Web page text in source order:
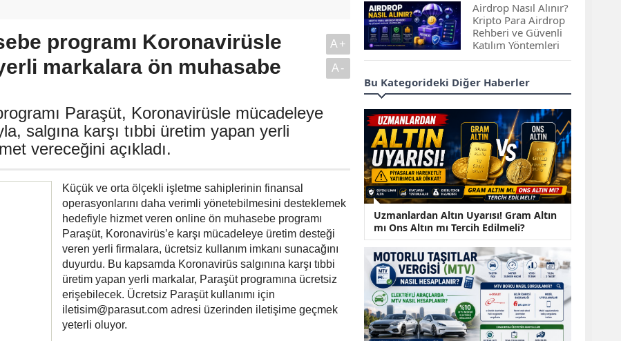
programı Koronavirüsle
markalara ön muhasabe
Paraşüt, Koronavirüsle mücadeleye
salgına karşı tıbbi üretim yapan yerli
vereceğini açıkladı.
A+
A-
Küçük ve orta ölçekli işletme sahiplerinin finansal
operasyonlarını daha verimli yönetebilmesini desteklemek
hedefiyle hizmet veren online ön muhasebe programı
Paraşüt, Koronavirüs’e karşı mücadeleye üretim desteği
veren yerli firmalara, ücretsiz kullanım imkanı sunacağını
duyurdu. Bu kapsamda Koronavirüs salgınına karşı tıbbi
üretim yapan yerli markalar, Paraşüt programına ücretsiz
erişebilecek. Ücretsiz Paraşüt kullanımı için
iletisim@parasut.com adresi üzerinden iletişime geçmek
yeterli oluyor.
Airdrop Nasıl Alınır?
Kripto Para Airdrop
Rehberi ve Güvenli
Katılım Yöntemleri
Spot ve Vadeli İşlem
Arasındaki Farklar |
İçin Daha Uygun?
ABD-İran Anlaşması
Sonrası Altın Rekora
Koştu, Petrol
Fiyatları Sert Düştü
Temmuz 2026 Maaş
Zammı Netleşiyor!
Memur, Emekli ve
Sosyal Yardımlarda
Yeni Oranlar
KOSGEB’den
KOBİ’lere Dev
Finansman Hamlesi:
36 Ay Vadeli 30
Milyon TL Destek
Bu Kategorideki Diğer Haberler
Uzmanlardan Altın Uyarısı! Gram Altın
mı Ons Altın mı Tercih Edilmeli?